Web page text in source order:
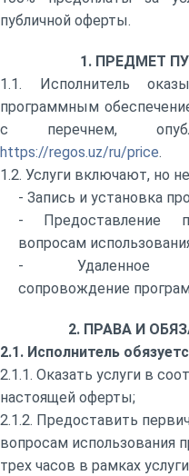
публичной оферты.
1. ПРЕДМЕТ
1.1. Исполнитель
программным
с перечнем,
https://regos.uz/ru/price.
1.2. Услуги включают, но
- Запись и установка
- Предоставление
вопросам
- Удаленное
сопровождение
2. ПРАВА И
2.1. Исполнитель
2.1.1. Оказать услуги в
настоящей оферты;
2.1.2. Предоставить
вопросам использования
трех часов в рамках